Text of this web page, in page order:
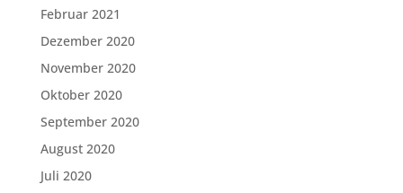
Februar 2021
Dezember 2020
November 2020
Oktober 2020
September 2020
August 2020
Juli 2020